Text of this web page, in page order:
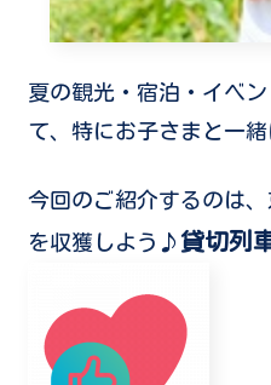
夏の観光・宿泊・イベ
て、特にお子さまと一
今回のご紹介するのは
を収獲しよう♪ 貸切列